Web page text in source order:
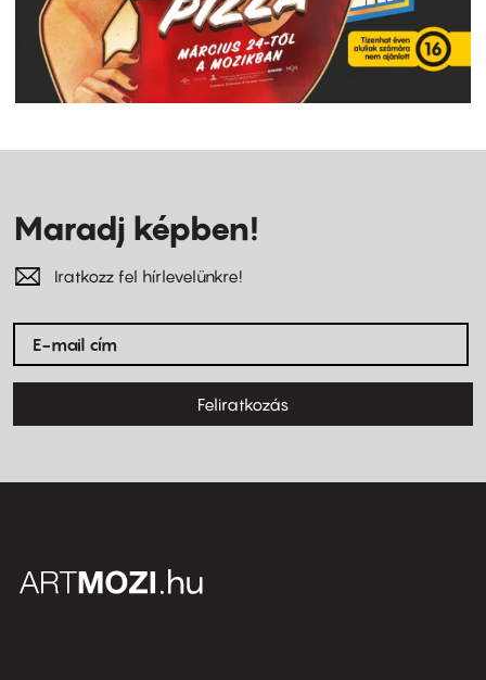
Maradj képben!
Iratkozz fel hírlevelünkre!
Feliratkozás